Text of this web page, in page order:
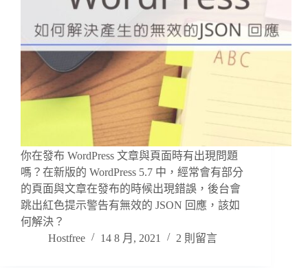
你在發布 WordPress 文章與頁面時有出現問題
嗎？在新版的 WordPress 5.7 中，經常會有部分
的頁面與文章在發布的時候出現錯誤，後台會
跳出紅色提示警告有無效的 JSON 回應，該如
何解決？
Hostfree
14 8 月, 2021 2 則留言